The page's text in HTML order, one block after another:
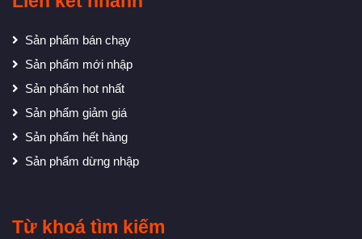
Sản phẩm bán chạy
Sản phẩm mới nhập
Sản phẩm hot nhất
Sản phẩm giảm giá
Sản phẩm hết hàng
Sản phẩm dừng nhập
Từ khoá tìm kiếm